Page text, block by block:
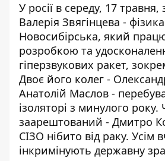
У росії в середу, 17
Валерія Звягінцева -
Новосибірська, який
розробкою та
гіперзвукових ракет,
Двоє його колег -
Анатолій Маслов -
ізоляторі з минулого року.
заарештований - Дмитро
СІЗО нібито від раку. Усім
інкримінують державну